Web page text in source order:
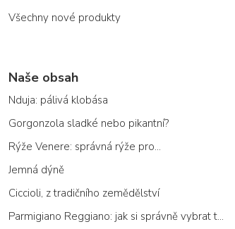
Všechny nové produkty
Naše obsah
Nduja: pálivá klobása
Gorgonzola sladké nebo pikantní?
Rýže Venere: správná rýže pro...
Jemná dýně
Ciccioli, z tradičního zemědělství
Parmigiano Reggiano: jak si správně vybrat ten pravý